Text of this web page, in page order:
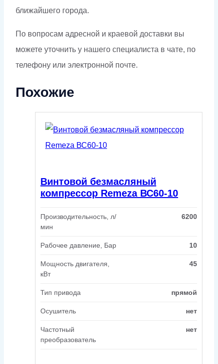
ближайшего города.
По вопросам адресной и краевой доставки вы
можете уточнить у нашего специалиста в чате, по
телефону или электронной почте.
Похожие
Винтовой безмасляный
компрессор Remeza ВС60-10
Производительность, л/
мин
6200
Рабочее давление, Бар 10
Мощность двигателя,
кВт
45
Тип привода прямой
Осушитель нет
Частотный
преобразователь
нет